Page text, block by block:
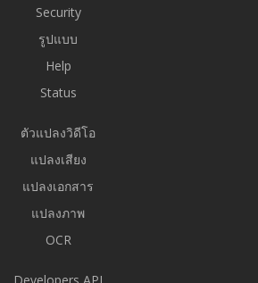
Security
รูปแบบ
Help
Status
ตัวแปลงวิดีโอ
แปลงเสียง
แปลงเอกสาร
แปลงภาพ
OCR